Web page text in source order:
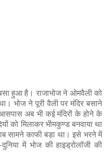
हुआ है। राजाभोज ने ओमवैली को
भोज ने पूरी वैली पर मंदिर बसाने
अब भी कई मंदिरों के होने के
को मिलाकर भीमकुण्ड बनवाया था
सामने काफी बड़ा था। इसे भरने में
में भोज की हाइड्रोलॉजी की